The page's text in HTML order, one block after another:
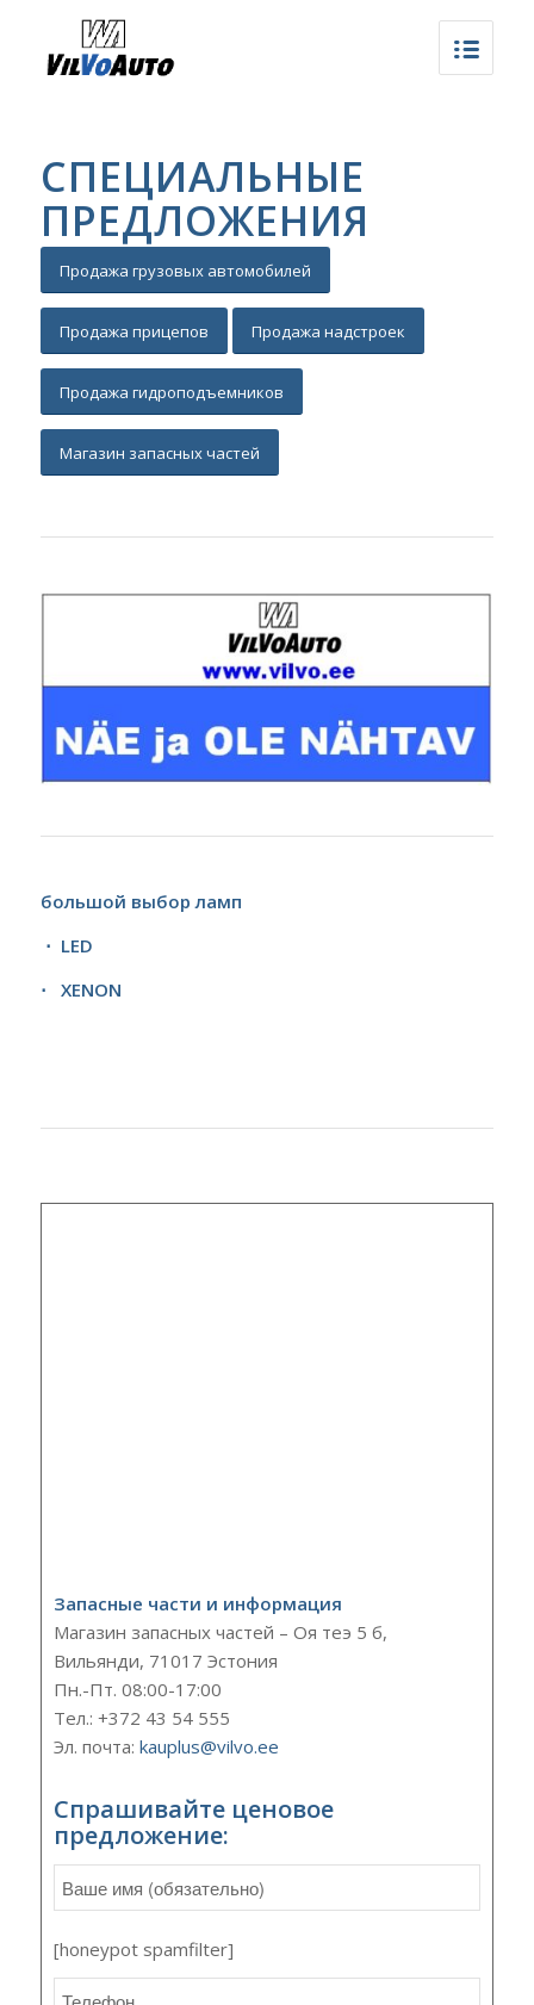
СПЕЦИАЛЬНЫЕ
ПРЕДЛОЖЕНИЯ
Продажа грузовых автомобилей
Продажа прицепов Продажа надстроек
Продажа гидроподъемников
Магазин запасных частей
большой выборламп
⋅ LED
⋅ XENON
Запасные части и информация
Магазин запасных частей – Оя теэ 5 б,
Вильянди, 71017 Эстония
Пн.-Пт. 08:00-17:00
Тел.: +372 43 54 555
Эл. почта: kauplus@vilvo.ee
Спрашивайте ценовое
предложение:
[honeypot spamfilter]